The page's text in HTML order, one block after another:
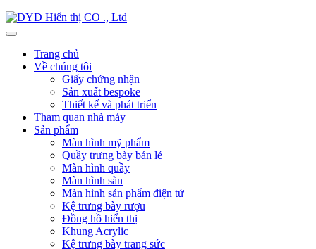
Trang chủ
Về chúng tôi
Giấy chứng nhận
Sản xuất bespoke
Thiết kế và phát triển
Tham quan nhà máy
Sản phẩm
Màn hình mỹ phẩm
Quầy trưng bày bán lẻ
Màn hình quầy
Màn hình sàn
Màn hình sản phẩm điện tử
Kệ trưng bày rượu
Đồng hồ hiển thị
Khung Acrylic
Kệ trưng bày trang sức